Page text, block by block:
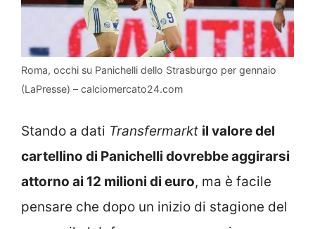
Roma, occhi su Panichelli dello Strasburgo per gennaio
(LaPresse) – calciomercato24.com
Stando a dati Transfermarkt il valore del
cartellino di Panichelli dovrebbe aggirarsi
attorno ai 12 milioni di euro, ma è facile
pensare che dopo un inizio di stagione del